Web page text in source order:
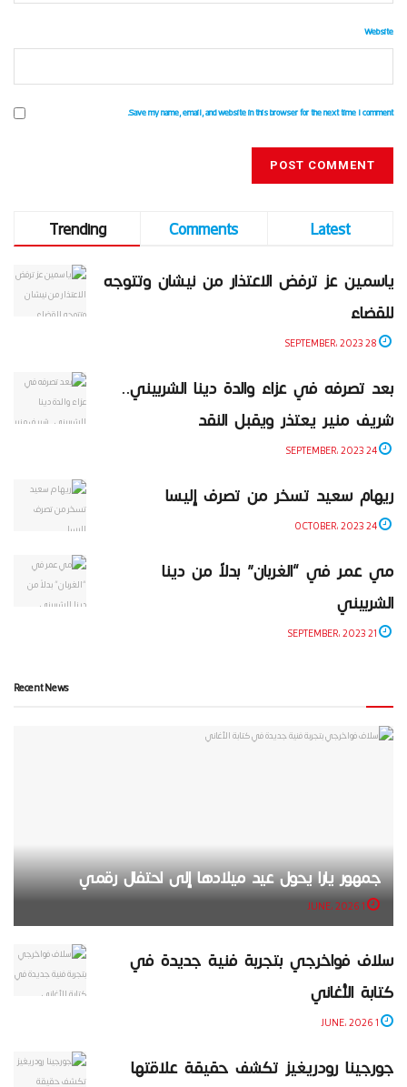
Website
Save my name, email, and website in this browser for the next time I comment.
Trending Comments
Latest
ياسمين عز ترفض الاعتذار من نيشان وتتوجه
للقضاء
بعد تصرفه في عزاء والدة دينا الشربيني..
شريف منير يعتذر ويقبل النقد
ريهام سعيد تسخر من تصرف إليسا
مي عمر في “الغربان” بدلاً من دينا
الشربيني
Recent News
جمهور يارا يحول عيد ميلادها إلى احتفال رقمي
سلاف فواخرجي بتجربة فنية جديدة في
كتابة الأغاني
جورجينا رودريغيز تكشف حقيقة علاقتها